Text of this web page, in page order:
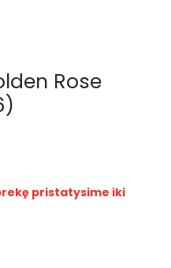
Rose
pristatysime iki